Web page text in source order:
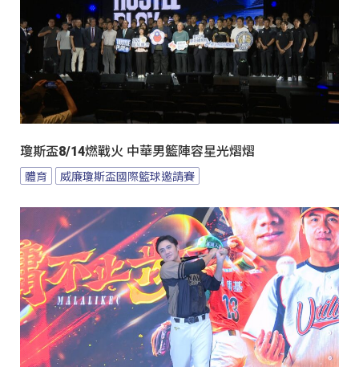
瓊斯盃8/14燃戰火 中華男籃陣容星光熠熠
體育 威廉瓊斯盃國際籃球邀請賽